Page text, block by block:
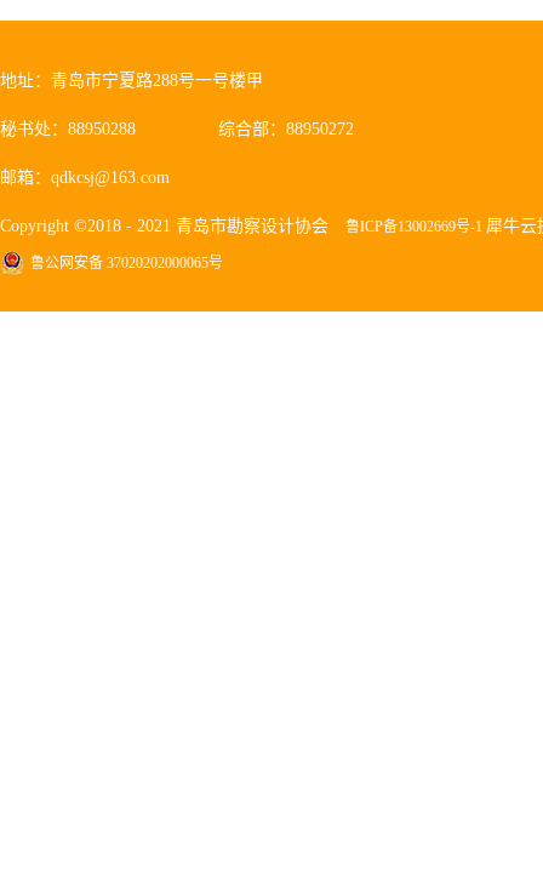
地址：青岛市宁夏路288号一号楼甲
秘书处：88950288 综合部：88950272
邮箱：qdkcsj@163.com
Copyright ©2018 - 2021 青岛市勘察设计协会 鲁ICP备13002669号-1 犀牛云
鲁公网安备 37020202000065号